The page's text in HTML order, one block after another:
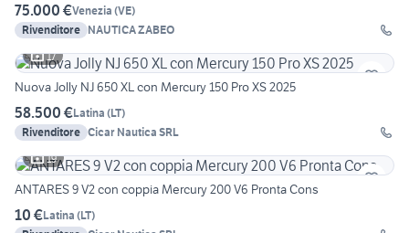
75.000 €Venezia (VE)
Rivenditore NAUTICA ZABEO
17
Nuova Jolly NJ 650 XL con Mercury 150 Pro XS 2025
58.500 €Latina (LT)
Rivenditore Cicar Nautica SRL
19
ANTARES 9 V2 con coppia Mercury 200 V6 Pronta Cons
10 €Latina (LT)